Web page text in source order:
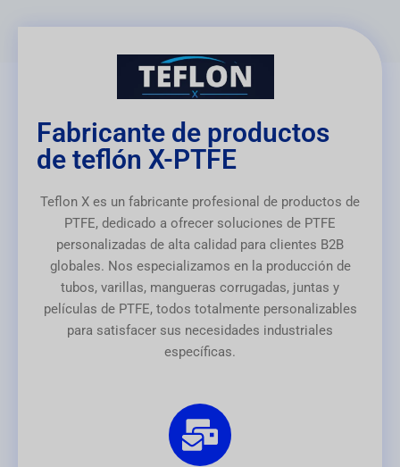
Fabricante de productos
de teflón X-PTFE
Teflon X es un fabricante profesional de productos de
PTFE, dedicado a ofrecer soluciones de PTFE
personalizadas de alta calidad para clientes B2B
globales. Nos especializamos en la producción de
tubos, varillas, mangueras corrugadas, juntas y
películas de PTFE, todos totalmente personalizables
para satisfacer sus necesidades industriales
específicas.